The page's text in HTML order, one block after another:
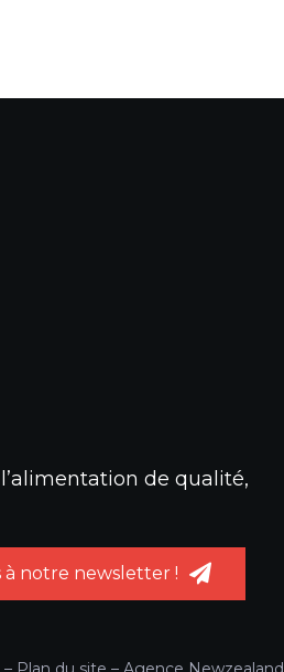
de qualité,
notre newsletter !